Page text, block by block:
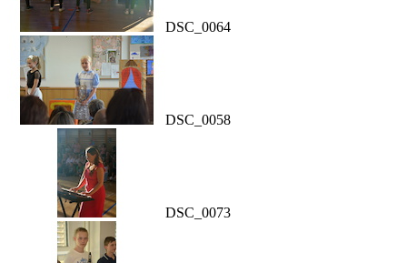
DSC_0064
DSC_0058
DSC_0073